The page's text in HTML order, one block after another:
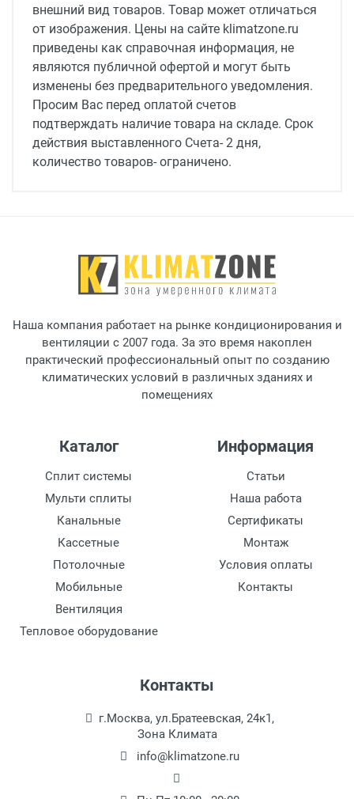
Серия
SWL
Габариты, мм
828x798x517
Класс защиты
IP44
Уровень шума(Н/В),дБ
Вместительность бака, л
2.3
Напряжение электропитания, В
Максимальный ток, A
Рабочая температура окружающей среды, °C
Полная мощность при t воды 80/60 ° С, t
воздуха + 15 ° С, кВт
Падение давления при t воды 60/40 ° C, t
воздуха + 15 ° С, кПа
Температура воды, °C
Максимальное рабочее давление, MПа
внешний вид товаров. Товар может отличаться
от изображения. Цены на сайте klimatzone.ru
приведены как справочная информация, не
являются публичной офертой и могут быть
изменены без предварительного уведомления.
Просим Вас перед оплатой счетов
подтверждать наличие товара на складе. Срок
действия выставленного Счета- 2 дня,
количество товаров- ограничено.
Наша компания работает на рынке кондиционирования и
вентиляции с 2007 года. За это время накоплен
практический профессиональный опыт по созданию
климатических условий в различных зданиях и
помещениях
Каталог
Сплит системы
Мульти сплиты
Канальные
Кассетные
Потолочные
Мобильные
Вентиляция
Тепловое оборудование
Информация
Статьи
Наша работа
Сертификаты
Монтаж
Условия оплаты
Контакты
Контакты
г.Москва, ул.Братеевская, 24к1,
Зона Климата
info@klimatzone.ru